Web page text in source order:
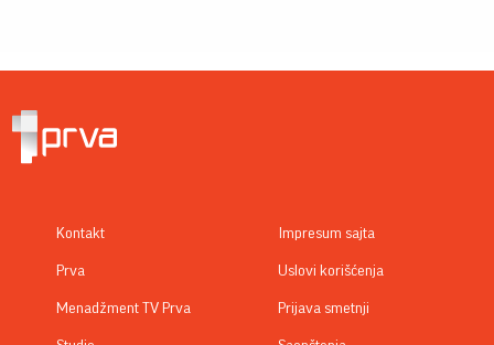
Kontakt
Prva
Menadžment TV Prva
Impresum sajta
Uslovi korišćenja
Prijava smetnji